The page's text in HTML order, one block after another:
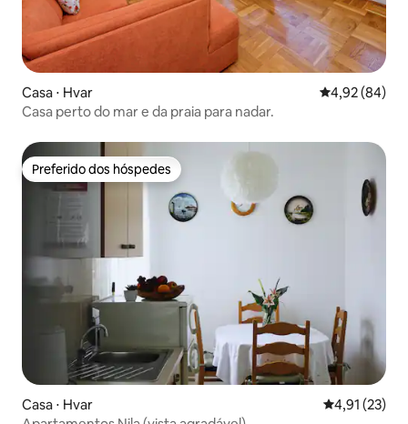
Casa ⋅ Hvar 4,92 de uma
4,92 (84)
Casa perto do mar e da praia para nadar.
Preferido dos hóspedes
Preferido dos hóspedes
Casa ⋅ Hvar 4,91 de uma
4,91 (23)